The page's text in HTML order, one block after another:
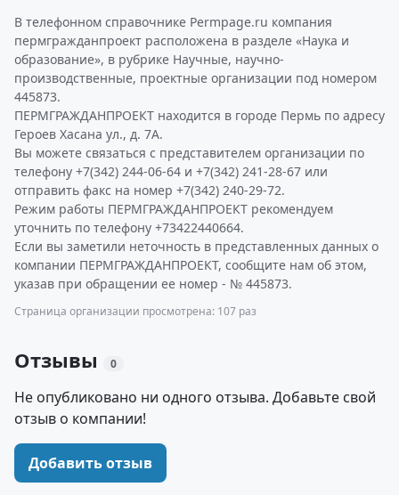
В телефонном справочнике Permpage.ru компания
пермгражданпроект расположена в разделе «Наука и
образование», в рубрике Научные, научно-
производственные, проектные организации под номером
445873.
ПЕРМГРАЖДАНПРОЕКТ находится в городе Пермь по адресу
Героев Хасана ул., д. 7А.
Вы можете связаться с представителем организации по
телефону +7(342) 244-06-64 и +7(342) 241-28-67 или
отправить факс на номер +7(342) 240-29-72.
Режим работы ПЕРМГРАЖДАНПРОЕКТ рекомендуем
уточнить по телефону +73422440664.
Если вы заметили неточность в представленных данных о
компании ПЕРМГРАЖДАНПРОЕКТ, сообщите нам об этом,
указав при обращении ее номер - № 445873.
Страница организации просмотрена: 107 раз
Отзывы 0
Не опубликовано ни одного отзыва. Добавьте свой
отзыв о компании!
Добавить отзыв